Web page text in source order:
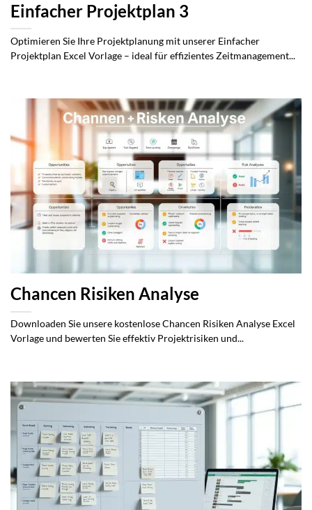
Einfacher Projektplan 3
Optimieren Sie Ihre Projektplanung mit unserer Einfacher
Projektplan Excel Vorlage – ideal für effizientes Zeitmanagement...
Chancen Risiken Analyse
Downloaden Sie unsere kostenlose Chancen Risiken Analyse Excel
Vorlage und bewerten Sie effektiv Projektrisiken und...